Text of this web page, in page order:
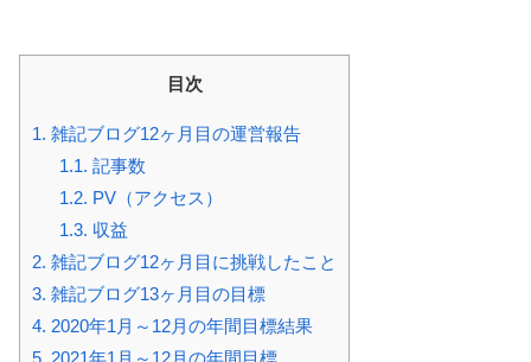
目次
1. 雑記ブログ12ヶ月目の運営報告
1.1. 記事数
1.2. PV（アクセス）
1.3. 収益
2. 雑記ブログ12ヶ月目に挑戦したこと
3. 雑記ブログ13ヶ月目の目標
4. 2020年1月～12月の年間目標結果